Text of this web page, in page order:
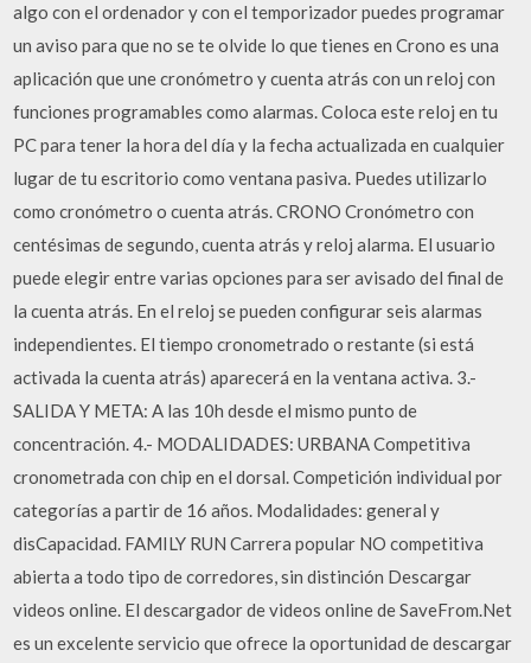
algo con el ordenador y con el temporizador puedes programar
un aviso para que no se te olvide lo que tienes en Crono es una
aplicación que une cronómetro y cuenta atrás con un reloj con
funciones programables como alarmas. Coloca este reloj en tu
PC para tener la hora del día y la fecha actualizada en cualquier
lugar de tu escritorio como ventana pasiva. Puedes utilizarlo
como cronómetro o cuenta atrás. CRONO Cronómetro con
centésimas de segundo, cuenta atrás y reloj alarma. El usuario
puede elegir entre varias opciones para ser avisado del final de
la cuenta atrás. En el reloj se pueden configurar seis alarmas
independientes. El tiempo cronometrado o restante (si está
activada la cuenta atrás) aparecerá en la ventana activa. 3.-
SALIDA Y META: A las 10h desde el mismo punto de
concentración. 4.- MODALIDADES: URBANA Competitiva
cronometrada con chip en el dorsal. Competición individual por
categorías a partir de 16 años. Modalidades: general y
disCapacidad. FAMILY RUN Carrera popular NO competitiva
abierta a todo tipo de corredores, sin distinción Descargar
videos online. El descargador de videos online de SaveFrom.Net
es un excelente servicio que ofrece la oportunidad de descargar